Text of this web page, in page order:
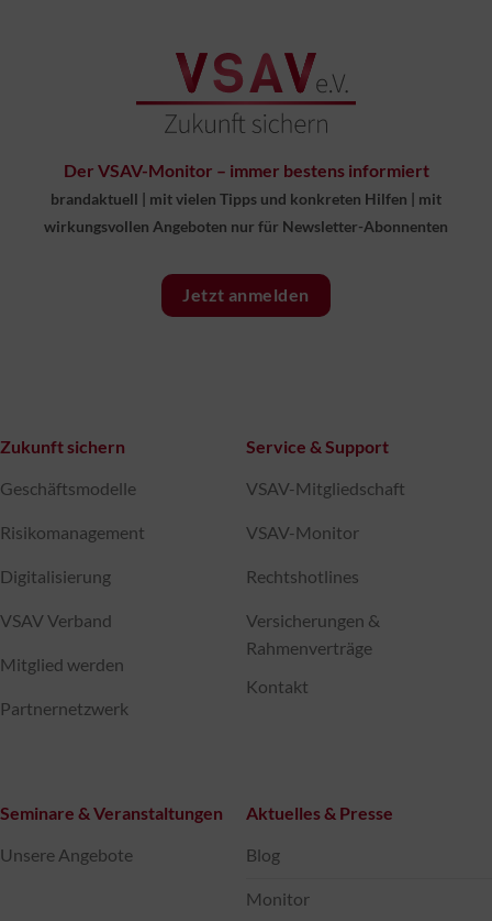
Der VSAV-Monitor – immer bestens informiert
brandaktuell | mit vielen Tipps und konkreten Hilfen | mit
wirkungsvollen Angeboten nur für Newsletter-Abonnenten
Jetzt anmelden
Zukunft sichern
Geschäftsmodelle
Risikomanagement
Digitalisierung
VSAV Verband
Mitglied werden
Partnernetzwerk
Service & Support
VSAV-Mitgliedschaft
VSAV-Monitor
Rechtshotlines
Versicherungen &
Rahmenverträge
Kontakt
Seminare & Veranstaltungen
Unsere Angebote
Aktuelles & Presse
Blog
Monitor